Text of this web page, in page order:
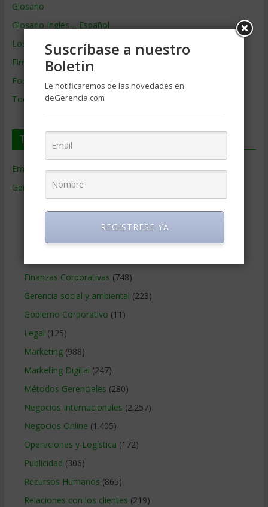
Glosario
Glosario Inglés – Español
Los mejores MBA
Firmas de Gerencia
Formación de Gerencia
Todos los Temas
Temas de Gerencia
Empresas de Gerencia(38)
Gerencia
(9.477)
Educacion Gerencial(454)
Finanzas Corporativas (748)
Gerencia social y ambiental (223)
Gobierno Corporativo (11)
Legal (125)
Marketing(988)
Marketing Digital (247)
Métodos Gerenciales (280)
Negocios Internacionales (2.257)
Negocios Online (1.405)
Operaciones y Logística (172)
Publicidad (306)
Recursos Humanos (865)
Relaciones con los clientes (219)
Suscríbase a nuestro
Boletin
Le notificaremos de las novedades en
deGerencia.com
REGISTRESE YA